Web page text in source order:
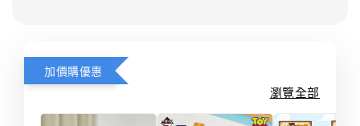
加價購優惠
瀏覽全部